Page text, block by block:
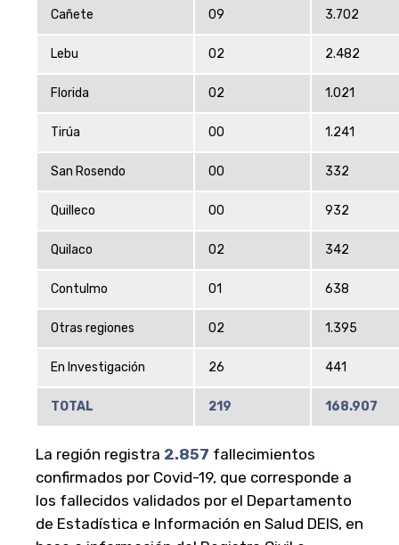
Cañete 09 3.702
Lebu 02 2.482
Florida 02 1.021
Tirúa 00 1.241
San Rosendo 00 332
Quilleco 00 932
Quilaco 02 342
Contulmo 01 638
Otras regiones 02 1.395
En Investigación 26 441
TOTAL 219 168.907
La región registra 2.857 fallecimientos
confirmados por Covid-19, que corresponde a
los fallecidos validados por el Departamento
de Estadística e Información en Salud DEIS, en